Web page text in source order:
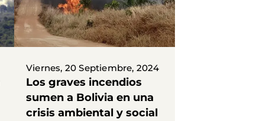
Viernes, 20 Septiembre, 2024
Los graves incendios
sumen a Bolivia en una
crisis ambiental y social